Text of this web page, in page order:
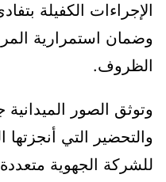
الإجراءات الكفيلة
وضمان استمرارية
الظروف.
وتوثق الصور الميدانية
والتحضير التي أنجزتها
للشركة الجهوية